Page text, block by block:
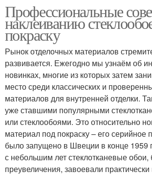
Профессиональные
наклеиванию
покраску
Рынок отделочных материалов
развивается. Ежегодно мы узнаём об
новинках, многие из которых затем
место среди классических и
материалов для внутренней отделки.
уже ставшими популярными
или стеклообоями. Это относительно
материал под покраску – его серийное
было запущено в Швеции в конце 1959
с небольшим лет стеклотканевые обои,
преувеличения, завоевали